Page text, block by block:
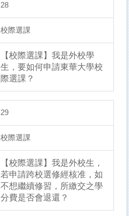
28
校際選課
【校際選課】我是外校學
生，要如何申請東華大學校
際選課？
29
校際選課
【校際選課】我是外校生，
若申請跨校選修經核准，如
不想繼續修習，所繳交之學
分費是否會退還？